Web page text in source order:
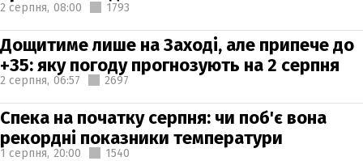
2 серпня, 08:00 1793
Дощитиме лише на Заході, але припече до
+35: яку погоду прогнозують на 2 серпня
2 серпня, 06:57 2697
Спека на початку серпня: чи поб'є вона
рекордні показники температури
1 серпня, 20:00 1540